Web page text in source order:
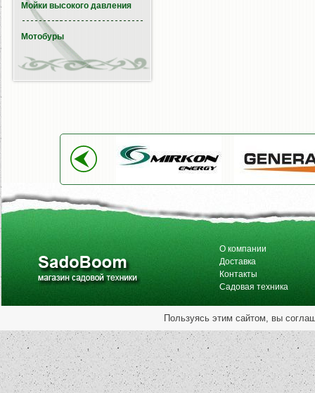
Мойки высокого давления
Мотобуры
О компании
Доставка
Контакты
Садовая техника
Пользуясь этим сайтом, вы